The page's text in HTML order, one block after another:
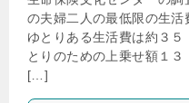
の夫婦二人の最低限の生活
ゆとりある生活費は約３
とりのための上乗せ額１
[…]